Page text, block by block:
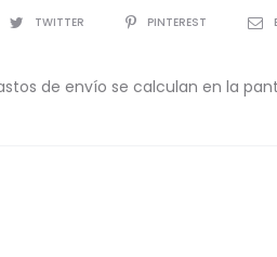
TWITTER PINTEREST
de envío se calculan en la